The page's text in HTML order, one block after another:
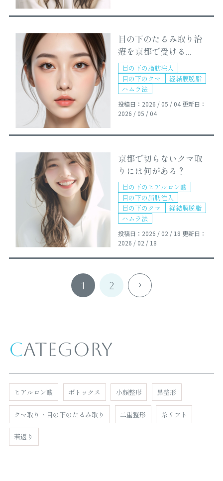
目の下のたるみ取り治
療を京都で受ける...
目の下の脂肪注入
目の下のクマ
経結膜脱脂
ハムラ法
投稿日：2026 / 05 / 04 更新日：
2026 / 05 / 04
京都で切らないクマ取
りには何がある？
目の下のヒアルロン酸
目の下の脂肪注入
目の下のクマ
経結膜脱脂
ハムラ法
投稿日：2026 / 02 / 18 更新日：
2026 / 02 / 18
稿
り
1 2
Category
ヒアルロン酸 ボトックス 小顔整形 鼻整形
クマ取り・目の下のたるみ取り 二重整形 糸リフト
若返り